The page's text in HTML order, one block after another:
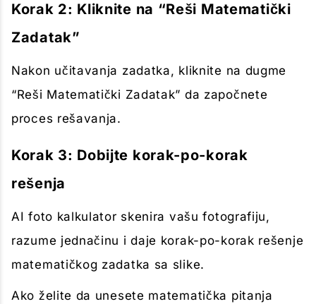
Korak 2: Kliknite na “Reši Matematički
Zadatak”
Nakon učitavanja zadatka, kliknite na dugme
“Reši Matematički Zadatak” da započnete
proces rešavanja.
Korak 3: Dobijte korak-po-korak
rešenja
AI foto kalkulator skenira vašu fotografiju,
razume jednačinu i daje korak-po-korak rešenje
matematičkog zadatka sa slike.
Ako želite da unesete matematička pitanja